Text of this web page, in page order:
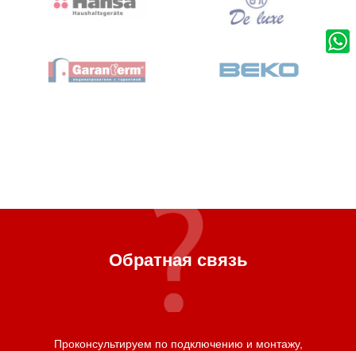
Обратная связь
Проконсультируем по подключению и монтажу,